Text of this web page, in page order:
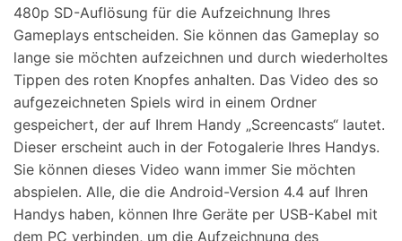
480p SD-Auflösung für die Aufzeichnung Ihres
Gameplays entscheiden. Sie können das Gameplay so
lange sie möchten aufzeichnen und durch wiederholtes
Tippen des roten Knopfes anhalten. Das Video des so
aufgezeichneten Spiels wird in einem Ordner
gespeichert, der auf Ihrem Handy „Screencasts“ lautet.
Dieser erscheint auch in der Fotogalerie Ihres Handys.
Sie können dieses Video wann immer Sie möchten
abspielen. Alle, die die Android-Version 4.4 auf Ihren
Handys haben, können Ihre Geräte per USB-Kabel mit
dem PC verbinden, um die Aufzeichnung des